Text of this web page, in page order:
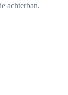
achterban.